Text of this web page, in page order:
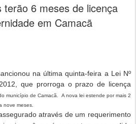
terão 6 meses de licença
em Camacã
na última quinta-feira a Lei Nº
que prorroga o prazo de licença
município de Camacã. A nova lei estende por mais 2
nove meses.
através de um requerimento